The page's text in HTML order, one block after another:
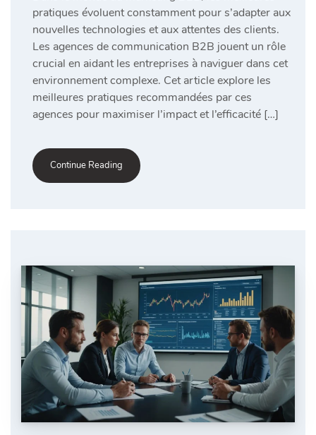
pratiques évoluent constamment pour s’adapter aux
nouvelles technologies et aux attentes des clients.
Les agences de communication B2B jouent un rôle
crucial en aidant les entreprises à naviguer dans cet
environnement complexe. Cet article explore les
meilleures pratiques recommandées par ces
agences pour maximiser l’impact et l’efficacité […]
Continue Reading